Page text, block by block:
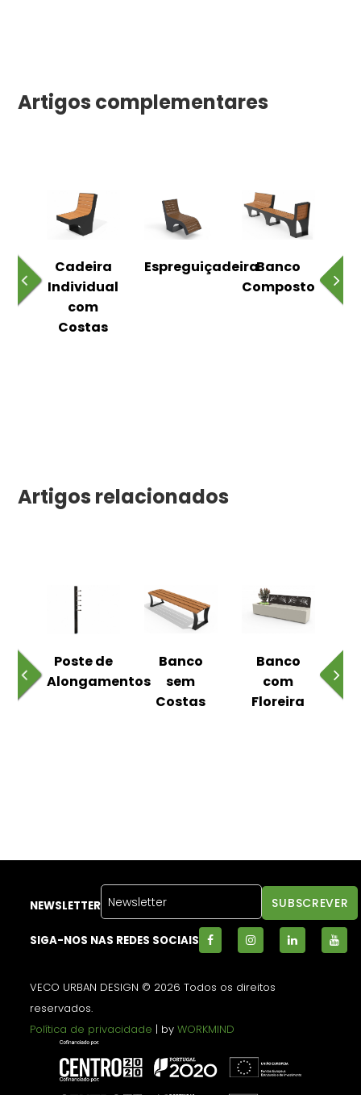
Artigos complementares
Cadeira
Individual
com
Costas
EspreguiçadeiraBanco
Composto
Artigos relacionados
Poste de
Alongamentos
Banco
sem
Costas
Banco
com
Floreira
NEWSLETTER
SIGA-NOS NAS REDES SOCIAIS
VECO URBAN DESIGN © 2026 Todos os direitos
reservados.
Política de privacidade | byWORKMIND